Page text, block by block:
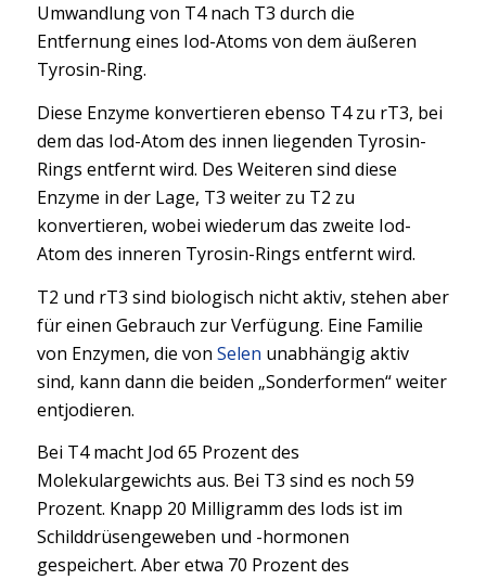
Umwandlung von T4 nach T3 durch die
Entfernung eines Iod-Atoms von dem äußeren
Tyrosin-Ring.
Diese Enzyme konvertieren ebenso T4 zu rT3, bei
dem das Iod-Atom des innen liegenden Tyrosin-
Rings entfernt wird. Des Weiteren sind diese
Enzyme in der Lage, T3 weiter zu T2 zu
konvertieren, wobei wiederum das zweite Iod-
Atom des inneren Tyrosin-Rings entfernt wird.
T2 und rT3 sind biologisch nicht aktiv, stehen aber
für einen Gebrauch zur Verfügung. Eine Familie
von Enzymen, die von Selen unabhängig aktiv
sind, kann dann die beiden „Sonderformen“ weiter
entjodieren.
Bei T4 macht Jod 65 Prozent des
Molekulargewichts aus. Bei T3 sind es noch 59
Prozent. Knapp 20 Milligramm des Iods ist im
Schilddrüsengeweben und -hormonen
gespeichert. Aber etwa 70 Prozent des